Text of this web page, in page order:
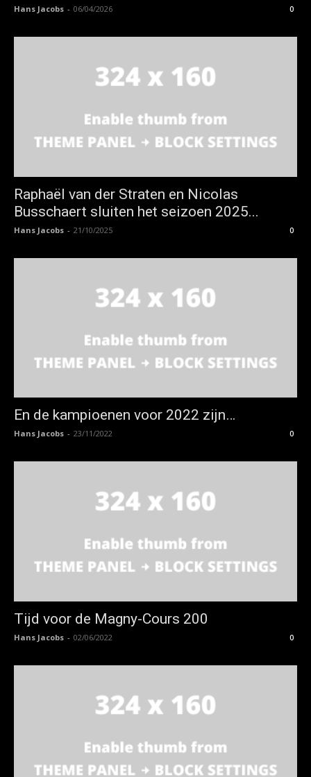
Hans Jacobs - 06/04/2026 0
Raphaël van der Straten en Nicolas
Busschaert sluiten het seizoen 2025...
Hans Jacobs - 21/10/2025 0
En de kampioenen voor 2022 zijn…
Hans Jacobs - 23/11/2022 0
Tijd voor de Magny-Cours 200
Hans Jacobs - 02/06/2022 0